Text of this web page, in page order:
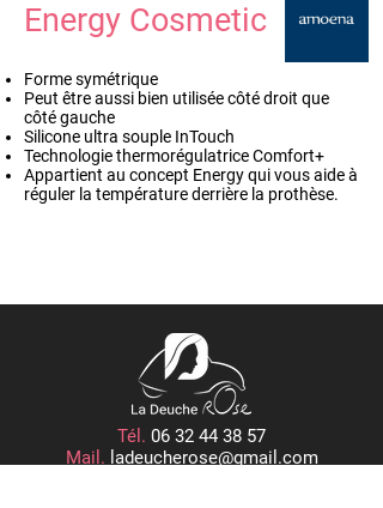
Energy Cosmetic
Forme symétrique
Peut être aussi bien utilisée côté droit que
côté gauche
Silicone ultra souple InTouch
Technologie thermorégulatrice Comfort+
Appartient au concept Energy qui vous aide à
réguler la température derrière la prothèse.
Tél. 06 32 44 38 57
Mail. ladeucherose@gmail.com